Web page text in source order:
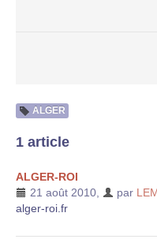
ALGER
1 article
ALGER-ROI
21 août 2010
par
alger-roi.fr